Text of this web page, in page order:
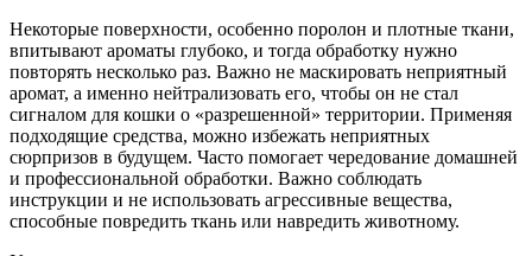
Некоторые поверхности, особенно поролон и плотные ткани,
впитывают ароматы глубоко, и тогда обработку нужно
повторять несколько раз. Важно не маскировать неприятный
аромат, а именно нейтрализовать его, чтобы он не стал
сигналом для кошки о «разрешенной» территории. Применяя
подходящие средства, можно избежать неприятных
сюрпризов в будущем. Часто помогает чередование домашней
и профессиональной обработки. Важно соблюдать
инструкции и не использовать агрессивные вещества,
способные повредить ткань или навредить животному.